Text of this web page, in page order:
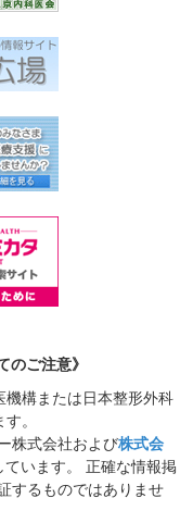
のご注意》
機構または日本整形外科
。
株式会社および株式会
います。 正確な情報掲
するものではありませ